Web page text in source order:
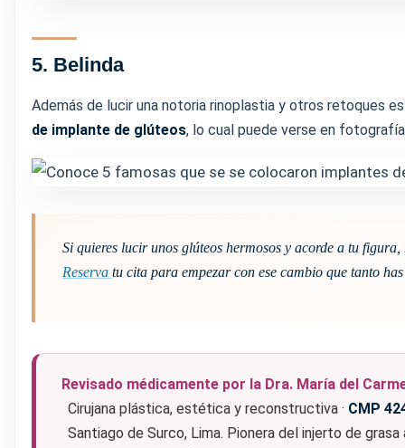
5. Belinda
Además de lucir una notoria rinoplastia y otros retoques
de implante de glúteos, lo cual puede verse en
Si quieres lucir unos glúteos hermosos y acorde a tu
Reserva tu cita para empezar con ese cambio que tanto
Revisado médicamente por la Dra. María del
Cirujana plástica, estética y reconstructiva · CMP
Santiago de Surco, Lima. Pionera del injerto de